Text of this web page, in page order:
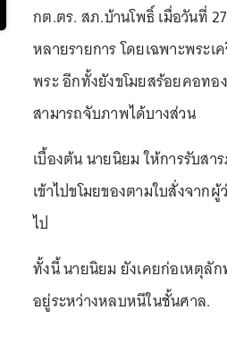
กต.ตร. สภ.บ้านโพธิ์ เมื่อวันที่
หลายรายการ โดยเฉพาะพระเ
พระ อีกทั้งยังขโมยสร้อยคอท
สามารถจับภาพได้บางส่วน
เบื้องต้น นายนิยม ให้การรับส
เข้าไปขโมยของตามใบสั่งจาก
ไป
ทั้งนี้ นายนิยม ยังเคยก่อเหตุลั
อยู่ระหว่างหลบหนีในชั้นศาล.